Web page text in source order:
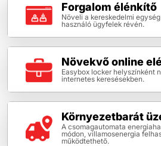
Forgalom élénkítő
Növeli a kereskedelmi
használó ügyfelek révén.
Növekvő online
Easybox locker helyszínként
internetes keresésekben.
Környezetbarát
A csomagautomata
módon, villamosenergia
működtethető.